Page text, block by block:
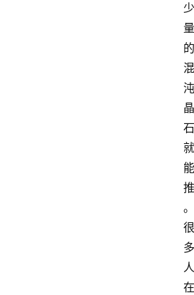
少
量
的
混
沌
晶
石
就
能
推
。
很
多
人
在